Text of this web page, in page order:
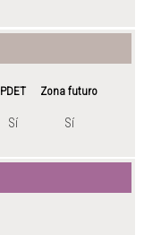
PDET Zona futuro
Sí Sí